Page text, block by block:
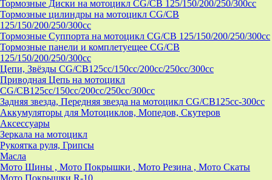
Тормозные Диски на мотоцикл CG/CB 125/150/200/250/300cc
Тормозные цилиндры на мотоцикл CG/CB
125/150/200/250/300cc
Тормозные Суппорта на мотоцикл CG/CB 125/150/200/250/300cc
Тормозные панели и комплетуещее CG/CB
125/150/200/250/300cc
Цепи, Звёзды CG/CB125cc/150cc/200cc/250cc/300cc
Приводная Цепь на мотоцикл
CG/CB125cc/150cc/200cc/250cc/300cc
Задняя звезда, Передняя звезда на мотоцикл CG/CB125cc-300сс
Аккумуляторы для Мотоциклов, Мопедов, Скутеров
Аксессуары
Зеркала на мотоцикл
Рукоятка руля, Грипсы
Масла
Мото Шины , Мото Покрышки , Мото Резина , Мото Скаты